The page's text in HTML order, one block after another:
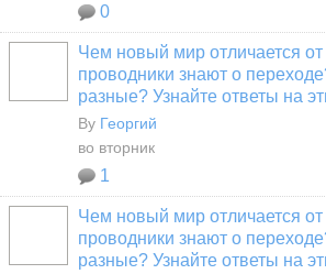
0
Чем новый мир отличается от
проводники знают о
разные? Узнайте ответы на
By Георгий
во вторник
1
Чем новый мир отличается от
проводники знают о
разные? Узнайте ответы на